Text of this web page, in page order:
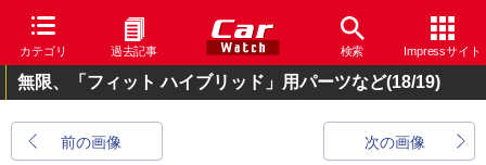
カテゴリ 過去記事 検索 Impressサイト
無限、「フィット ハイブリッド」用パーツなど(18/19)
前の画像 次の画像